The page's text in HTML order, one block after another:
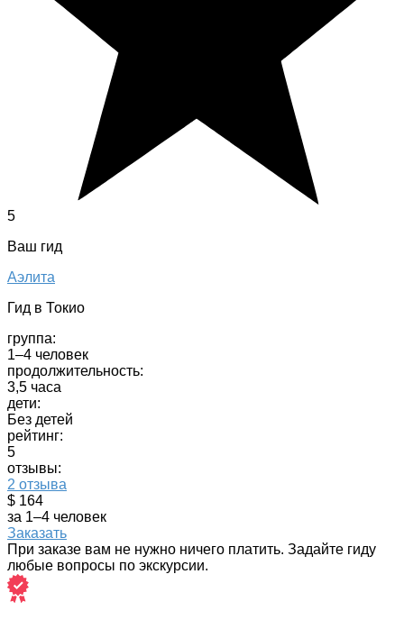
5
Ваш гид
Аэлита
Гид в Токио
группа:
1–4 человек
продолжительность:
3,5 часа
дети:
Без детей
рейтинг:
5
отзывы:
2 отзыва
$ 164
за 1–4 человек
Заказать
При заказе вам не нужно ничего платить. Задайте гиду
любые вопросы по экскурсии.